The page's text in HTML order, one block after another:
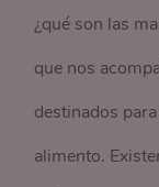
¿qué son las
que nos
destinados
alimento.